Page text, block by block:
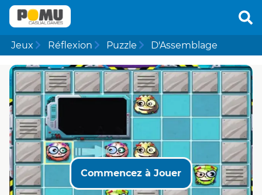
Jeux Réflexion Puzzle D'Assemblage
Commencez à Jouer